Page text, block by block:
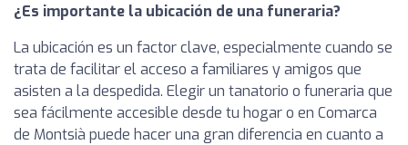
¿Es importante la ubicación de una funeraria?
La ubicación es un factor clave, especialmente cuando se
trata de facilitar el acceso a familiares y amigos que
asisten a la despedida. Elegir un tanatorio o funeraria que
sea fácilmente accesible desde tu hogar o en Comarca
de Montsià puede hacer una gran diferencia en cuanto a